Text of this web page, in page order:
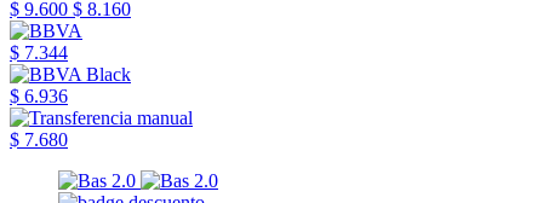
$ 9.600 $ 8.160
$ 7.344
$ 6.936
$ 7.680